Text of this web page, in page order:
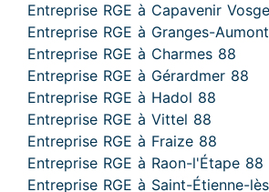
Entreprise RGE à Capavenir
Entreprise RGE à Granges-
Entreprise RGE à Charmes 88
Entreprise RGE à Gérardmer 88
Entreprise RGE à Hadol 88
Entreprise RGE à Vittel 88
Entreprise RGE à Fraize 88
Entreprise RGE à Raon-l'Étape 88
Entreprise RGE à Saint-Étienne-